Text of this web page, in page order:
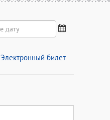
Электронный билет